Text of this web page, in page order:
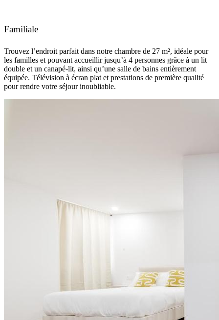
Familiale
Trouvez l’endroit parfait dans notre chambre de 27 m², idéale pour
les familles et pouvant accueillir jusqu’à 4 personnes grâce à un lit
double et un canapé-lit, ainsi qu’une salle de bains entièrement
équipée. Télévision à écran plat et prestations de première qualité
pour rendre votre séjour inoubliable.